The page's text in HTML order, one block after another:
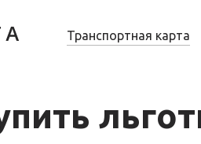
Транспортная карта